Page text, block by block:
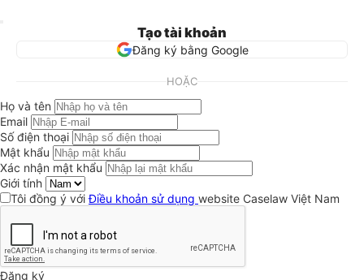
Tạo tài khoản
Đăng ký bằng Google
HOẶC
Họ và tên
Email
Số điện thoại
Mật khẩu
Xác nhận mật khẩu
Giới tính
Tôi đồng ý vớiĐiều khoản sử dụng website Caselaw Việt Nam
Đăng ký